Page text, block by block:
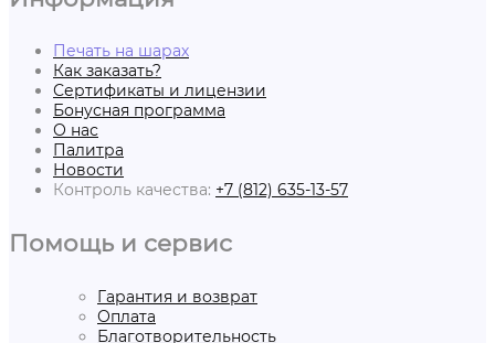
Печать на шарах
Как заказать?
Сертификаты и лицензии
Бонусная программа
О нас
Палитра
Новости
Контроль качества: +7 (812) 635-13-57
Помощь и сервис
Гарантия и возврат
Оплата
Благотворительность